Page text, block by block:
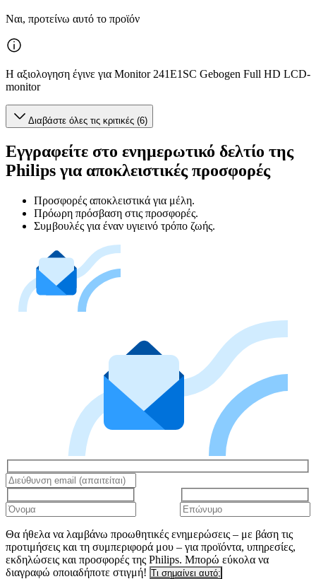
Ναι, προτείνω αυτό το προϊόν
Η αξιολογηση έγινε για Monitor 241E1SC Gebogen Full HD LCD-
monitor
Διαβάστε όλες τις κριτικές (6)
Εγγραφείτε στο ενημερωτικό δελτίο της
Philips για αποκλειστικές προσφορές
Προσφορές αποκλειστικά για μέλη.
Πρόωρη πρόσβαση στις προσφορές.
Συμβουλές για έναν υγιεινό τρόπο ζωής.
Θα ήθελα να λαμβάνω προωθητικές ενημερώσεις – με βάση τις
προτιμήσεις και τη συμπεριφορά μου – για προϊόντα, υπηρεσίες,
εκδηλώσεις και προσφορές της Philips. Μπορώ εύκολα να
διαγραφώ οποιαδήποτε στιγμή! Τι σημαίνει αυτό;